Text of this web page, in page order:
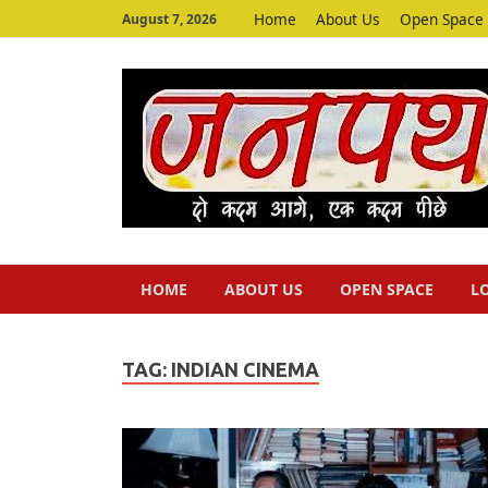
August 7, 2026 Home About Us Open Space
HOME ABOUT US OPEN SPACE
TAG: INDIAN CINEMA